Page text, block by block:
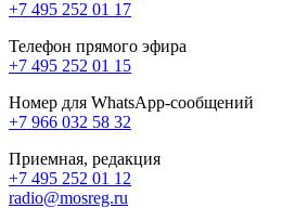
+7 495 252 01 17
Телефон прямого эфира
+7 495 252 01 15
Номер для WhatsApp-сообщений
+7 966 032 58 32
Приемная, редакция
+7 495 252 01 12
radio@mosreg.ru